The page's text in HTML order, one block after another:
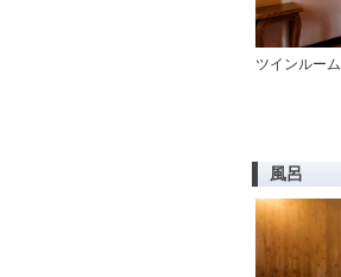
ツインルーム
風呂